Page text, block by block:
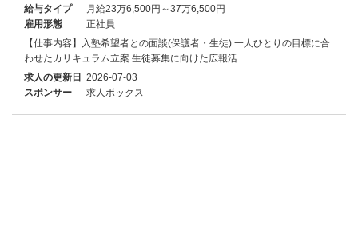
給与タイプ
月給23万6,500円～37万6,500円
雇用形態
正社員
【仕事内容】入塾希望者との面談(保護者・生徒) 一人ひとりの目標に合
わせたカリキュラム立案 生徒募集に向けた広報活…
求人の更新日 2026-07-03
スポンサー
求人ボックス